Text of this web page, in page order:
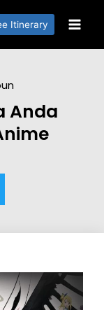
Itinerary
Anda